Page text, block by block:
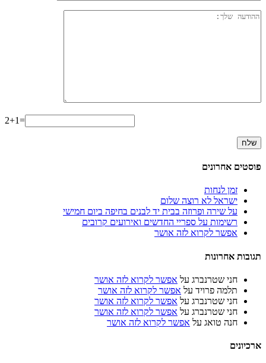
2+1=
פוסטים אחרונים
זמן לנחות
ישראל לא רוצה שלום
על שירה ופרוזה בבית יד לבנים בחיפה ביום חמישי
רשימות על ספריי החדשים ואירועים קרובים
אפשר לקרוא לזה אושר
תגובות אחרונות
חני שטרנברג על אפשר לקרוא לזה אושר
תלמה פרויד על אפשר לקרוא לזה אושר
חני שטרנברג על אפשר לקרוא לזה אושר
חני שטרנברג על אפשר לקרוא לזה אושר
חנה טואג על אפשר לקרוא לזה אושר
ארכיונים